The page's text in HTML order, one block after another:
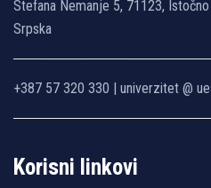
Stefana Nemanje 5, 71123,
Srpska
+387 57 320 330 | univerzitet @
Korisni linkovi